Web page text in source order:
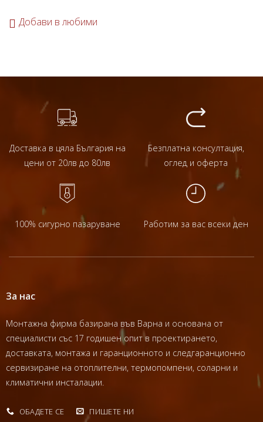
Добави в любими
Доставка в цяла България на
цени от 20лв до 80лв
Безплатна консултация,
оглед и оферта
100% сигурно пазаруване Работим за вас всеки ден
За нас
Монтажна фирма базирана във Варна и основана от
специалисти със 17 годишен опит в проектирането,
доставката, монтажа и гаранционното и следгаранционно
сервизиране на отоплителни, термопомпени, соларни и
климатични инсталации.
ОБАДЕТЕ СЕ ПИШЕТЕ НИ